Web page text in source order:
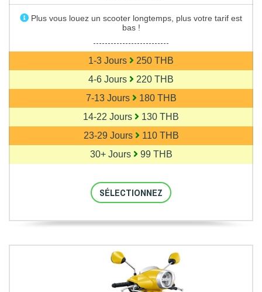
Plus vous louez un scooter longtemps, plus votre tarif est
bas !
--------------------------
1-3 Jours
250 THB
4-6 Jours
220 THB
7-13 Jours
180 THB
14-22 Jours
130 THB
23-29 Jours
110 THB
30+ Jours
99 THB
SÉLECTIONNEZ